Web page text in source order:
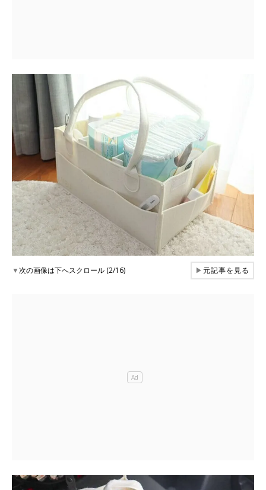
▼次の画像は下へスクロール (2/16) ▶元記事を見る